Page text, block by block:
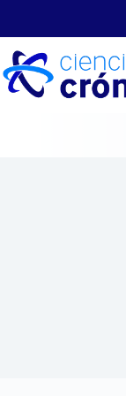
contenido